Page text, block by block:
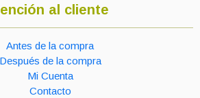
al cliente
Antes de la compra
Después de la compra
Mi Cuenta
Contacto